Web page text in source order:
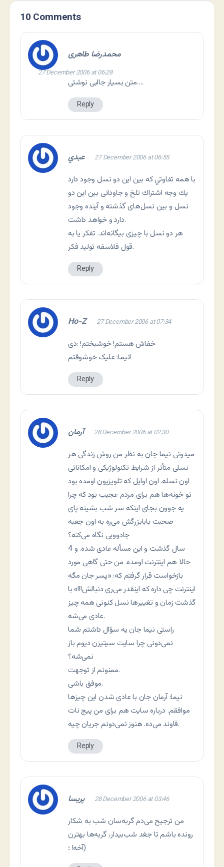
10 Comments
محمدرضا طاهری
27 December 2006 at 06:28
متن بسیار جالبی نوشتی….
Reply
عبدي 27 December 2006 at 06:55
با همه تفاوتي كه بين اين دو نسل وجود دارد
يك وجه اشتراك تلخ و جاودانی بين اين دو
نسل و بين نسل‌های گذشته و آينده وجود
دارد و خواهد داشت.
هر دو نسل با چيزی بيگانه‌اند. تفكر يا به
قول فلاسفه توليد فكر.
Reply
Ho-Z 27 December 2006 at 07:34
خفاش هستم! خوشبختم! :دی
نيما: عليک خوشوقتم!
Reply
آرمان 28 December 2006 at 02:30
میدونی نیما جان به نظر من روش زندگی هر
نسلی متأثر از شرایط تکنولوژیکی و امکاناتی
اون نسله. اون اوایل که تلویزیون اومده بود
تو خونه‌ها هم برای مردم عجیب بود که چرا
یه جوون بجای اینکه سر شب بشینه پای
صحبت بابابزرگش می‌ره به اون جعبه
جادوویی نگاه می‌کنه؟
4 سال گذشت و این مسأله عادی شده. و
حالا هم اینترنت اومده. من حتی گاهی مورد
بازخواست قرار گرفتم که: «پسر جان مگه
اینترنت چی داره که اینقدر می‌ری دنبالش!!!» با
گذشت زمان و تغییرها نسل کنونی همه چیز
عادی می‌شه.
راستی نیما جان یه سؤال داشتم شما
نمی‌دونی چرا سایت سیتیزن دیوم باز
نمی‌شه؟
ممنونم از توجهت.
موفق باشی.
نيما: آرمان جان با عادی شدن اين چيزها
موافقم. درباره سايت هم برای من پيج نات
فاوند می‌ده. هنوز نمی‌دونم جريان چيه.
Reply
پریسا 28 December 2006 at 03:46
من ترجیح می‌دم گربه‌سان شب به شکار
رونده باشم تا جغد شب‌بيدار، گربه‌ها بهترن
آخه! ؛)